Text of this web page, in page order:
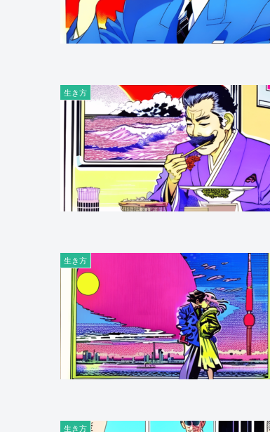
生き方
生き方
生き方